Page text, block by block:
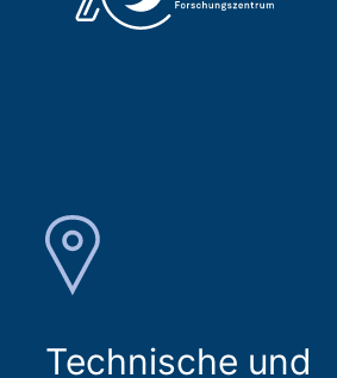
Technische und